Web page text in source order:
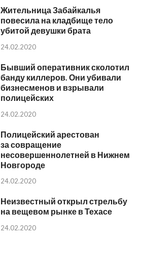
Жительница Забайкалья
повесила на кладбище тело
убитой девушки брата
24.02.2020
Бывший оперативник сколотил
банду киллеров. Они убивали
бизнесменов и взрывали
полицейских
24.02.2020
Полицейский арестован
за совращение
несовершеннолетней в Нижнем
Новгороде
24.02.2020
Неизвестный открыл стрельбу
на вещевом рынке в Техасе
24.02.2020